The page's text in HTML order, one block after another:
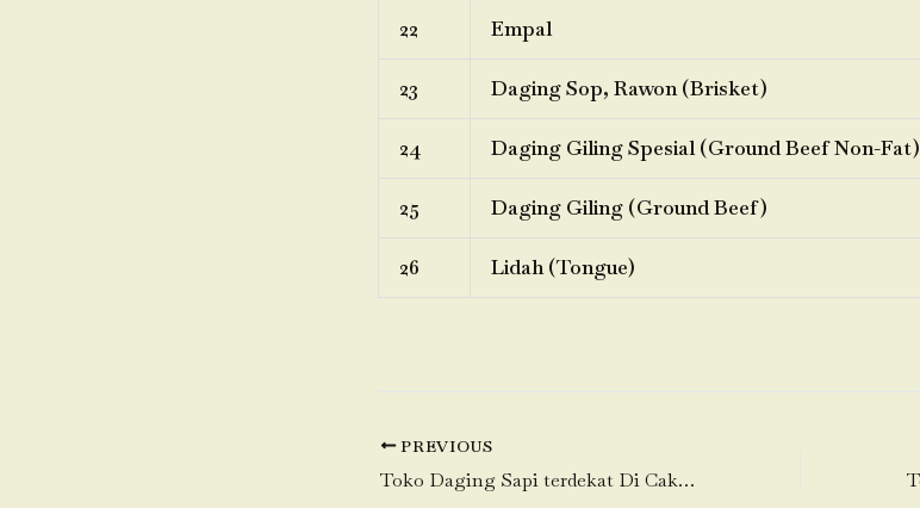
22 Empal
23 Daging Sop, Rawon (Brisket)
24 Daging Giling Spesial (Ground Beef Non-Fat)
25 Daging Giling (Ground Beef)
26 Lidah (Tongue)
PREVIOUS
Toko Daging Sapi terdekat Di Cakung Barat-Cakung-Jakarta Timur